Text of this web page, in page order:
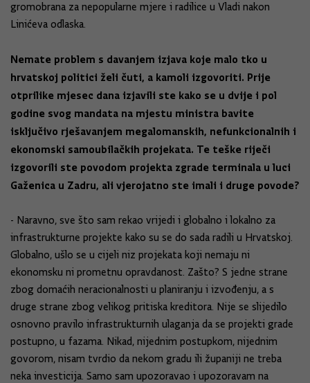
gromobrana za nepopularne mjere i radilice u Vladi nakon
Linićeva odlaska.
Nemate problem s davanjem izjava koje malo tko u
hrvatskoj politici želi čuti, a kamoli izgovoriti. Prije
otprilike mjesec dana izjavili ste kako se u dvije i pol
godine svog mandata na mjestu ministra bavite
isključivo rješavanjem megalomanskih, nefunkcionalnih i
ekonomski samoubilačkih projekata. Te teške riječi
izgovorili ste povodom projekta zgrade terminala u luci
Gaženica u Zadru, ali vjerojatno ste imali i druge povode?
- Naravno, sve što sam rekao vrijedi i globalno i lokalno za
infrastrukturne projekte kako su se do sada radili u Hrvatskoj.
Globalno, ušlo se u cijeli niz projekata koji nemaju ni
ekonomsku ni prometnu opravdanost. Zašto? S jedne strane
zbog domaćih neracionalnosti u planiranju i izvođenju, a s
druge strane zbog velikog pritiska kreditora. Nije se slijedilo
osnovno pravilo infrastrukturnih ulaganja da se projekti grade
postupno, u fazama. Nikad, nijednim postupkom, nijednim
govorom, nisam tvrdio da nekom gradu ili županiji ne treba
neka investicija. Samo sam upozoravao i upozoravam na